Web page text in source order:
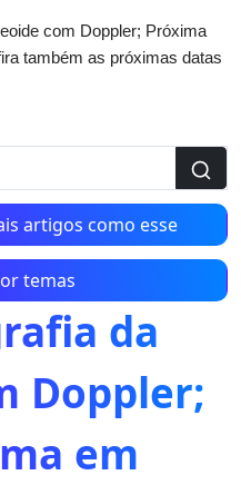
com Doppler; Próxima
também as próximas datas
artigos como esse
temas
da
Doppler;
em